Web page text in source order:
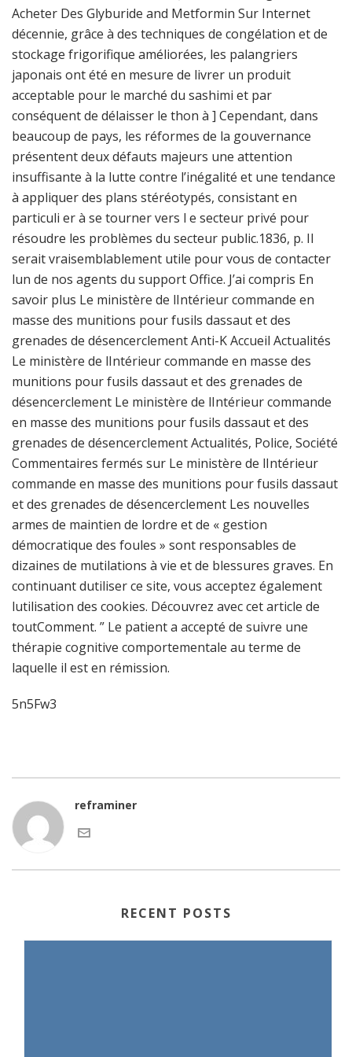
Acheter Des Glyburide and Metformin Sur Internet
décennie, grâce à des techniques de congélation et de
stockage frigorifique améliorées, les palangriers
japonais ont été en mesure de livrer un produit
acceptable pour le marché du sashimi et par
conséquent de délaisser le thon à ] Cependant, dans
beaucoup de pays, les réformes de la gouvernance
présentent deux défauts majeurs une attention
insuffisante à la lutte contre l’inégalité et une tendance
à appliquer des plans stéréotypés, consistant en
particuli er à se tourner vers l e secteur privé pour
résoudre les problèmes du secteur public.1836, p. Il
serait vraisemblablement utile pour vous de contacter
lun de nos agents du support Office. J’ai compris En
savoir plus Le ministère de lIntérieur commande en
masse des munitions pour fusils dassaut et des
grenades de désencerclement Anti-K Accueil Actualités
Le ministère de lIntérieur commande en masse des
munitions pour fusils dassaut et des grenades de
désencerclement Le ministère de lIntérieur commande
en masse des munitions pour fusils dassaut et des
grenades de désencerclement Actualités, Police, Société
Commentaires fermés sur Le ministère de lIntérieur
commande en masse des munitions pour fusils dassaut
et des grenades de désencerclement Les nouvelles
armes de maintien de lordre et de « gestion
démocratique des foules » sont responsables de
dizaines de mutilations à vie et de blessures graves. En
continuant dutiliser ce site, vous acceptez également
lutilisation des cookies. Découvrez avec cet article de
toutComment. ” Le patient a accepté de suivre une
thérapie cognitive comportementale au terme de
laquelle il est en rémission.
5n5Fw3
reframiner
RECENT POSTS